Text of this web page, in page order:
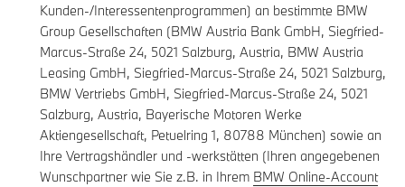
Kunden-/Interessentenprogrammen) an bestimmte BMW
Group Gesellschaften (BMW Austria Bank GmbH, Siegfried-
Marcus-Straße 24, 5021 Salzburg, Austria, BMW Austria
Leasing GmbH, Siegfried-Marcus-Straße 24, 5021 Salzburg,
BMW Vertriebs GmbH, Siegfried-Marcus-Straße 24, 5021
Salzburg, Austria, Bayerische Motoren Werke
Aktiengesellschaft, Petuelring 1, 80788 München) sowie an
Ihre Vertragshändler und -werkstätten (Ihren angegebenen
Wunschpartner wie Sie z.B. in Ihrem BMW Online-Account